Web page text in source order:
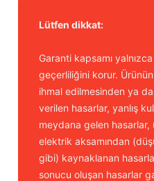
Lütfen dikkat:
Garanti kapsamı
geçerliliğini korur.
ihmal edilmesinden ya da
verilen hasarlar, yanlış
meydana gelen
elektrik aksamından
gibi) kaynaklanan
sonucu oluşan hasarlar